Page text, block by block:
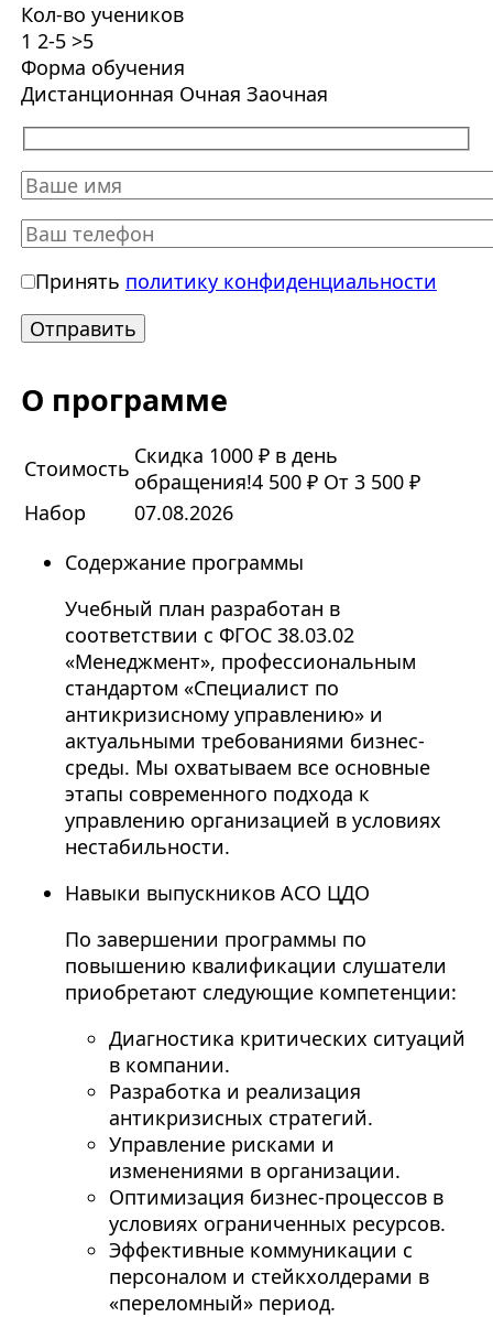
Кол-во учеников
1 2-5 >5
Форма обучения
Дистанционная Очная Заочная
Принять политику конфиденциальности
О программе
Стоимость Скидка 1000 ₽ в день
обращения!4 500 ₽ От 3 500 ₽
Набор
07.08.2026
Содержание программы
Учебный план разработан в
соответствии с ФГОС 38.03.02
«Менеджмент», профессиональным
стандартом «Специалист по
антикризисному управлению» и
актуальными требованиями бизнес-
среды. Мы охватываем все основные
этапы современного подхода к
управлению организацией в условиях
нестабильности.
Навыки выпускников АСО ЦДО
По завершении программы по
повышению квалификации слушатели
приобретают следующие компетенции:
Диагностика критических ситуаций
в компании.
Разработка и реализация
антикризисных стратегий.
Управление рисками и
изменениями в организации.
Оптимизация бизнес-процессов в
условиях ограниченных ресурсов.
Эффективные коммуникации с
персоналом и стейкхолдерами в
«переломный» период.